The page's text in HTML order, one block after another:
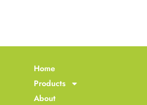
Home
Products
About